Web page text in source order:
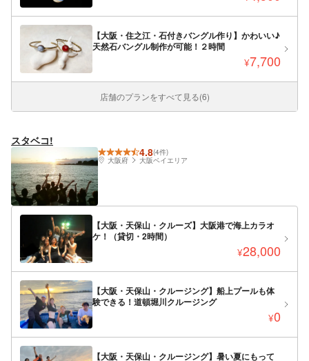
【大阪・住之江・石付きバングル作り】かわいい♪
天然石バングル制作が可能！２時間
¥7,700
店舗のプランをすべて見る(6)
スタベコ!
4.8(4件)
大阪府
大阪ベイエリア
【大阪・天保山・クルーズ】大阪港で海上カラオ
ケ！（貸切・2時間）
¥28,000
【大阪・天保山・クルージング】船上プールも体
験できる！道頓堀川クルージング
¥0
【大阪・天保山・クルージング】暑い夏にもって